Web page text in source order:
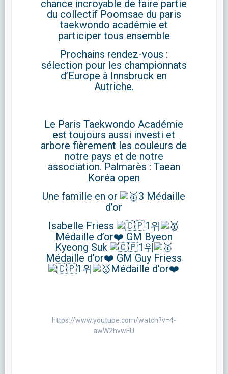
chance incroyable de faire partie
du collectif Poomsae du paris
taekwondo académie et
participer tous ensemble
Prochains rendez-vous :
sélection pour les championnats
d’Europe à Innsbruck en
Autriche.
Le Paris Taekwondo Académie
est toujours aussi investi et
arbore fièrement les couleurs de
notre pays et de notre
association. Palmarès : Taean
Koréa open
Une famille en or
3 Médaille
d’or
Isabelle Friess
1위
Médaille d’or❤️ GM Byeon
Kyeong Suk
1위
Médaille d’or❤️ GM Guy Friess
1위
Médaille d’or❤️
https://www.youtube.com/watch?v=4-
awW2hvwFU